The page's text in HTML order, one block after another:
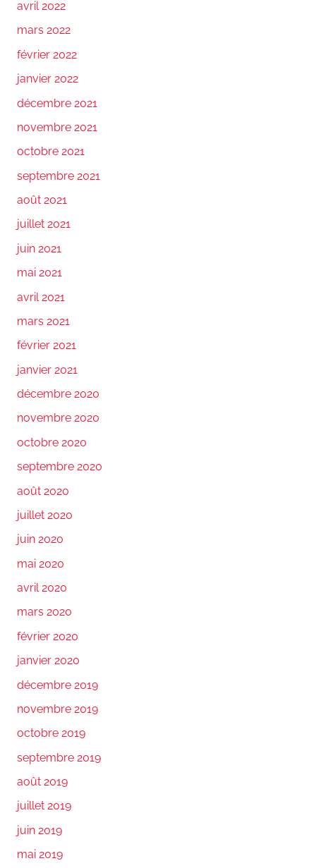
avril 2022
mars 2022
février 2022
janvier 2022
décembre 2021
novembre 2021
octobre 2021
septembre 2021
août 2021
juillet 2021
juin 2021
mai 2021
avril 2021
mars 2021
février 2021
janvier 2021
décembre 2020
novembre 2020
octobre 2020
septembre 2020
août 2020
juillet 2020
juin 2020
mai 2020
avril 2020
mars 2020
février 2020
janvier 2020
décembre 2019
novembre 2019
octobre 2019
septembre 2019
août 2019
juillet 2019
juin 2019
mai 2019